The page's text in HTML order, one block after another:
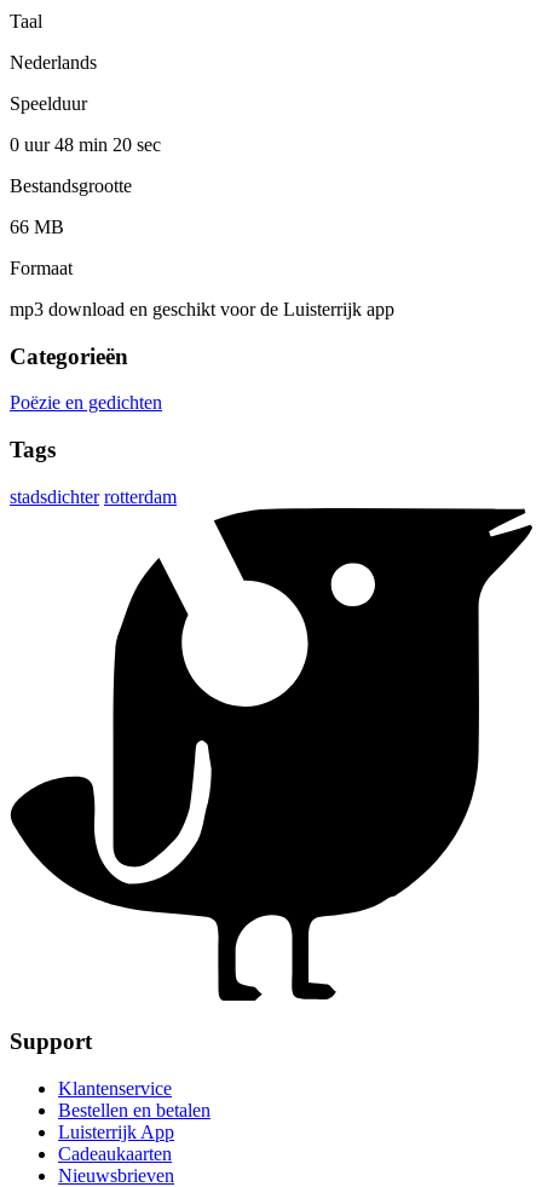
Taal
Nederlands
Speelduur
0 uur 48 min 20 sec
Bestandsgrootte
66 MB
Formaat
mp3 download en geschikt voor de Luisterrijk app
Categorieën
Poëzie en gedichten
Tags
stadsdichter rotterdam
Support
Klantenservice
Bestellen en betalen
Luisterrijk App
Cadeaukaarten
Nieuwsbrieven